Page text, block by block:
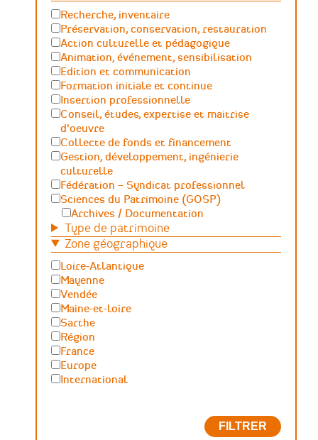
Recherche, inventaire
Préservation, conservation, restauration
Action culturelle et pédagogique
Animation, événement, sensibilisation
Edition et communication
Formation initiale et continue
Insertion professionnelle
Conseil, études, expertise et maitrise
d'oeuvre
Collecte de fonds et financement
Gestion, développement, ingénierie
culturelle
Fédération – Syndicat professionnel
Sciences du Patrimoine (GOSP)
Archives / Documentation
Conservation du patrimoine et
archéologie
Relations Publiques (médiation
culturelle et valorisation)
Sciences des matériaux et de l'ingénierie
Type de patrimoine
Zone géographique
Loire-Atlantique
Mayenne
Vendée
Maine-et-loire
Sarthe
Région
France
Europe
International